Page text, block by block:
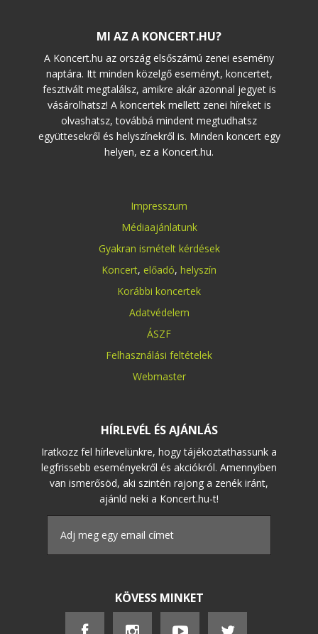
MI AZ A KONCERT.HU?
A Koncert.hu az ország elsőszámú zenei esemény
naptára. Itt minden közelgő eseményt, koncertet,
fesztivált megtalálsz, amikre akár azonnal jegyet is
vásárolhatsz! A koncertek mellett zenei híreket is
olvashatsz, továbbá mindent megtudhatsz
együttesekről és helyszínekről is. Minden koncert egy
helyen, ez a Koncert.hu.
Impresszum
Médiaajánlatunk
Gyakran ismételt kérdések
Koncert, előadó, helyszín
Korábbi koncertek
Adatvédelem
ÁSZF
Felhasználási feltételek
Webmaster
HÍRLEVÉL ÉS AJÁNLÁS
Iratkozz fel hírlevelünkre, hogy tájékoztathassunk a
legfrissebb eseményekről és akciókról. Amennyiben
van ismerősöd, aki szintén rajong a zenék iránt,
ajánld neki a Koncert.hu-t!
KÖVESS MINKET